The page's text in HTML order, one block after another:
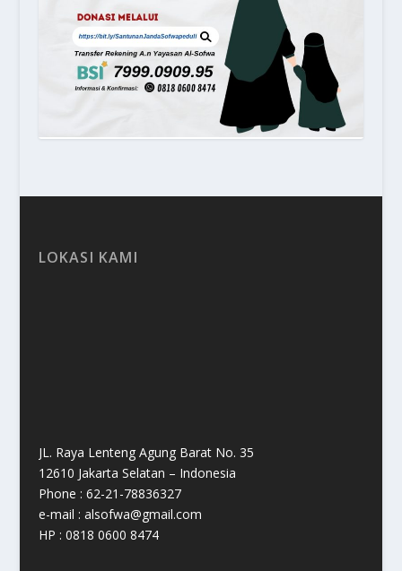
LOKASI KAMI
JL. Raya Lenteng Agung Barat No. 35
12610 Jakarta Selatan – Indonesia
Phone : 62-21-78836327
e-mail : alsofwa@gmail.com
HP : 0818 0600 8474